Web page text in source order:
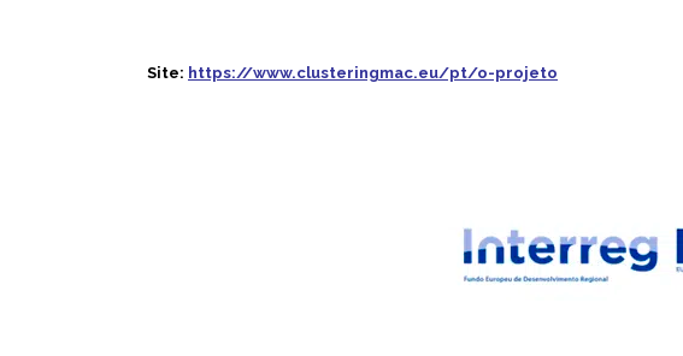
Site: https://www.clusteringmac.eu/pt/o-projeto